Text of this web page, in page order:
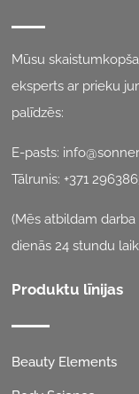
Mūsu
eksperts ar prieku
palīdzēs:
E-pasts:
Tālrunis:+371
(Mēs atbildam darba
dienās 24 stundu
Produktu līnijas
Beauty Elements